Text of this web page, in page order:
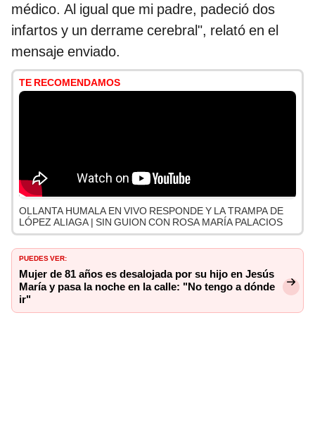
médico. Al igual que mi padre, padeció dos
infartos y un derrame cerebral", relató en el
mensaje enviado.
TE RECOMENDAMOS
OLLANTA HUMALA EN VIVO RESPONDE Y LA TRAMPA DE
LÓPEZ ALIAGA | SIN GUION CON ROSA MARÍA PALACIOS
PUEDES VER:
Mujer de 81 años es desalojada por su hijo en Jesús
María y pasa la noche en la calle: "No tengo a dónde
ir"